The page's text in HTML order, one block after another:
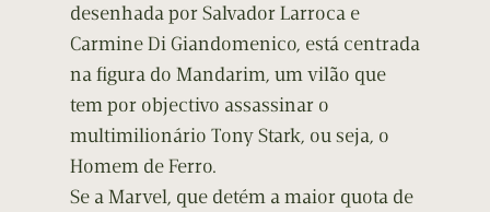
desenhada por Salvador Larroca e
Carmine Di Giandomenico, está centrada
na figura do Mandarim, um vilão que
tem por objectivo assassinar o
multimilionário Tony Stark, ou seja, o
Homem de Ferro.
Se a Marvel, que detém a maior quota de